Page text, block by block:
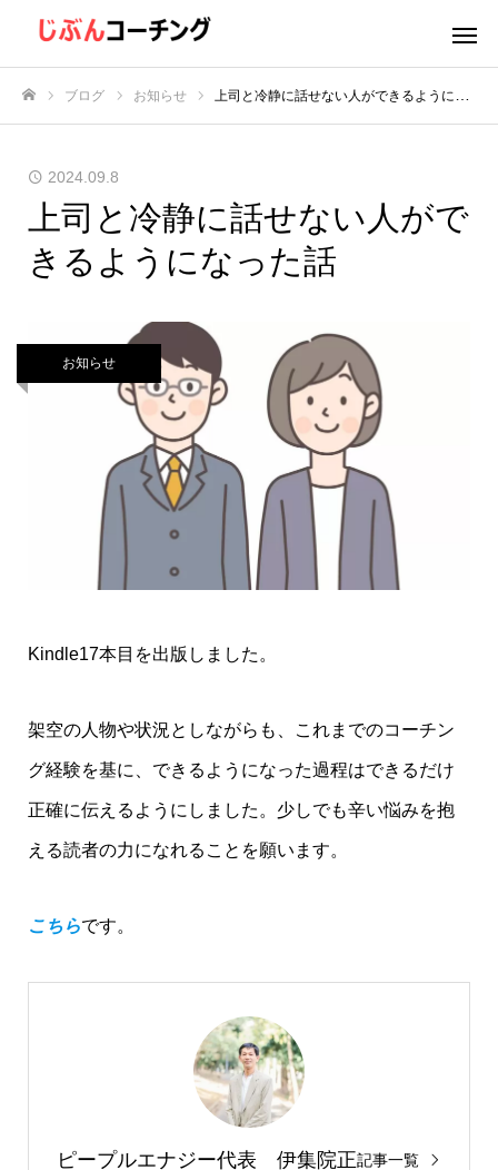
ブログ お知らせ 上司と冷静に話せない人ができるようになった話
2024.09.8
上司と冷静に話せない人がで
きるようになった話
お知らせ
Kindle17本目を出版しました。
架空の人物や状況としながらも、これまでのコーチン
グ経験を基に、できるようになった過程はできるだけ
正確に伝えるようにしました。少しでも辛い悩みを抱
える読者の力になれることを願います。
こちらです。
ピープルエナジー代表 伊集院正記事一覧